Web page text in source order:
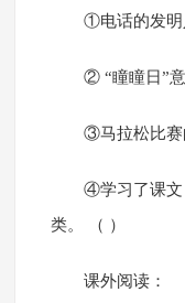
①电话的发明
② “瞳瞳日”意
③马拉松比赛
④学习了课文
类。 （ ）
课外阅读：